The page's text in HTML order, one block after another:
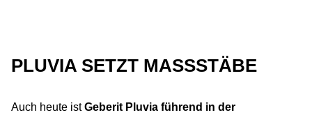
PLUVIA SETZT MASSSTÄBE
Auch heute istGeberit Pluvia führend in der